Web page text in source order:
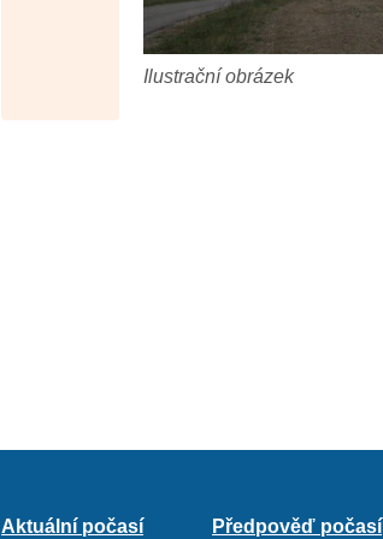
Ilustrační obrázek
Aktuální počasí Předpověď počasí